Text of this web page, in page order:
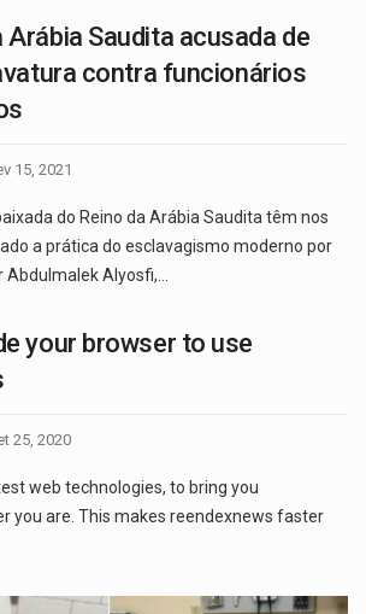
Arábia Saudita acusada de
contra funcionários
15, 2021
do Reino da Arábia Saudita têm nos
a prática do esclavagismo moderno por
Alyosfi,…
your browser to use
25, 2020
web technologies, to bring you
you are. This makes reendexnews faster